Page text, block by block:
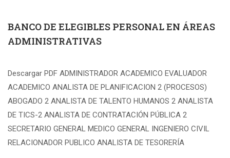
BANCO DE ELEGIBLES PERSONAL EN ÁREAS
ADMINISTRATIVAS
Descargar PDF ADMINISTRADOR ACADEMICO EVALUADOR
ACADEMICO ANALISTA DE PLANIFICACION 2 (PROCESOS)
ABOGADO 2 ANALISTA DE TALENTO HUMANOS 2 ANALISTA
DE TICS-2 ANALISTA DE CONTRATACIÓN PÚBLICA 2
SECRETARIO GENERAL MEDICO GENERAL INGENIERO CIVIL
RELACIONADOR PUBLICO ANALISTA DE TESORERÍA